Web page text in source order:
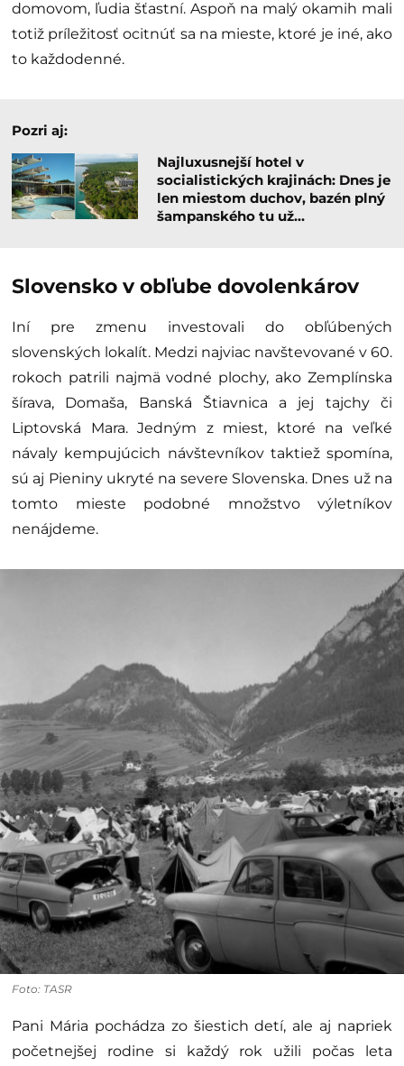
domovom, ľudia šťastní. Aspoň na malý okamih mali
totiž príležitosť ocitnúť sa na mieste, ktoré je iné, ako
to každodenné.
Pozri aj:
Najluxusnejší hotel v
socialistických krajinách: Dnes je
len miestom duchov, bazén plný
šampanského tu už…
Slovensko v obľube dovolenkárov
Iní pre zmenu investovali do obľúbených
slovenských lokalít. Medzi najviac navštevované v 60.
rokoch patrili najmä vodné plochy, ako Zemplínska
šírava, Domaša, Banská Štiavnica a jej tajchy či
Liptovská Mara. Jedným z miest, ktoré na veľké
návaly kempujúcich návštevníkov taktiež spomína,
sú aj Pieniny ukryté na severe Slovenska. Dnes už na
tomto mieste podobné množstvo výletníkov
nenájdeme.
Foto: TASR
Pani Mária pochádza zo šiestich detí, ale aj napriek
početnejšej rodine si každý rok užili počas leta